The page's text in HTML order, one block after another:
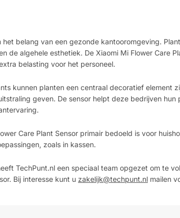
belang van een gezonde kantooromgeving.
de algehele esthetiek. De Xiaomi Mi Flower Care
belasting voor het personeel.
kunnen planten een centraal decoratief element
geven. De sensor helpt deze bedrijven
Care Plant Sensor primair bedoeld is voor
zoals in kassen.
TechPunt.nl een speciaal team opgezet om te
Bij interesse kunt u zakelijk@techpunt.nl mailen